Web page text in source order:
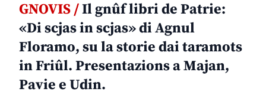
GNOVIS /Il gnûf libri de Patrie:
«Di scjas in scjas» di Agnul
Floramo, su la storie dai taramots
in Friûl. Presentazions a Majan,
Pavie e Udin.